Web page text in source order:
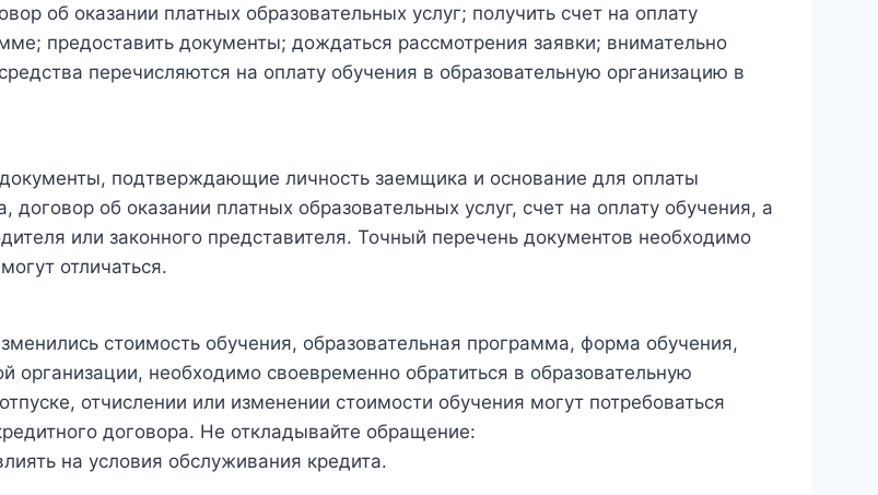
об оказании платных образовательных услуг; получить счет на оплату
предоставить документы; дождаться рассмотрения заявки; внимательно
перечисляются на оплату обучения в образовательную организацию в
подтверждающие личность заемщика и основание для оплаты
об оказании платных образовательных услуг, счет на оплату обучения, а
или законного представителя. Точный перечень документов необходимо
отличаться.
стоимость обучения, образовательная программа, форма обучения,
организации, необходимо своевременно обратиться в образовательную
отчислении или изменении стоимости обучения могут потребоваться
договора. Не откладывайте обращение:
на условия обслуживания кредита.